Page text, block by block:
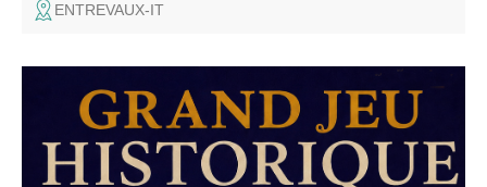
ENTREVAUX-IT
Annot : le patrimoine en questions. Découvrez Annot
autrement ! "Le seul jeu où l'on à tout à apprendre… et
rien à gagner!